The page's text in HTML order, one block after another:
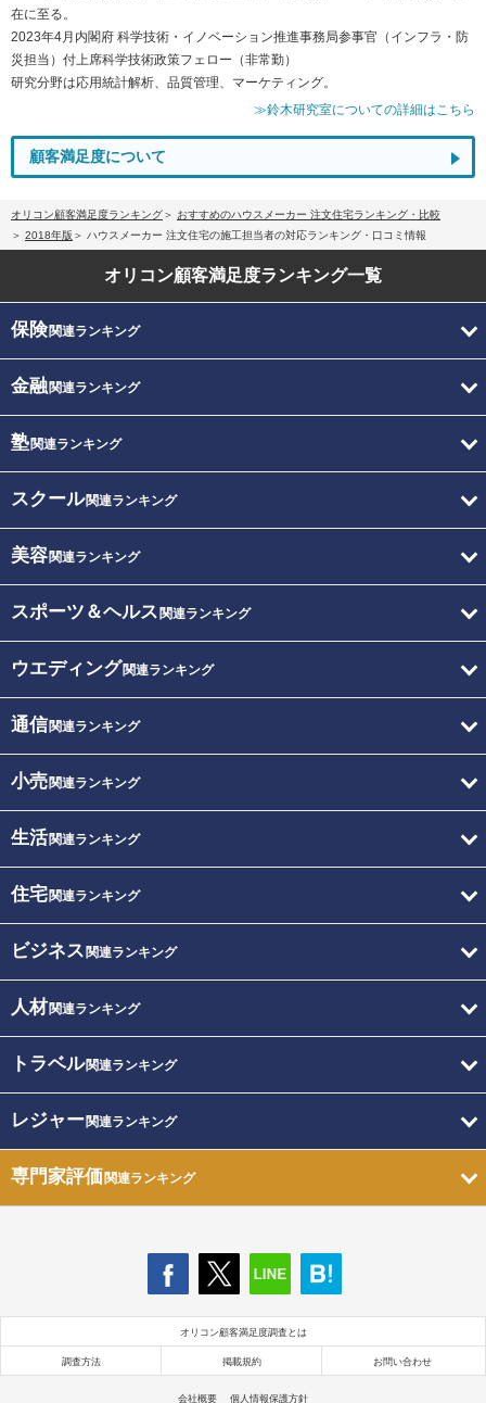
在に至る。
2023年4月内閣府 科学技術・イノベーション推進事務局参事官（インフラ・防
災担当）付上席科学技術政策フェロー（非常勤）
研究分野は応用統計解析、品質管理、マーケティング。
≫鈴木研究室についての詳細はこちら
顧客満足度について
オリコン顧客満足度ランキング
おすすめのハウスメーカー 注文住宅ランキング・比較
2018年版
ハウスメーカー 注文住宅の施工担当者の対応ランキング・口コミ情報
オリコン顧客満足度ランキング一覧
保険関連ランキング
金融関連ランキング
塾関連ランキング
スクール関連ランキング
美容関連ランキング
スポーツ＆ヘルス 関連ランキング
ウエディング関連ランキング
通信関連ランキング
小売関連ランキング
生活関連ランキング
住宅関連ランキング
ビジネス 関連ランキング
人材関連ランキング
トラベル関連ランキング
レジャー関連ランキング
専門家評価関連ランキング
オリコン顧客満足度調査とは
調査方法 掲載規約 お問い合わせ
会社概要 個人情報保護方針